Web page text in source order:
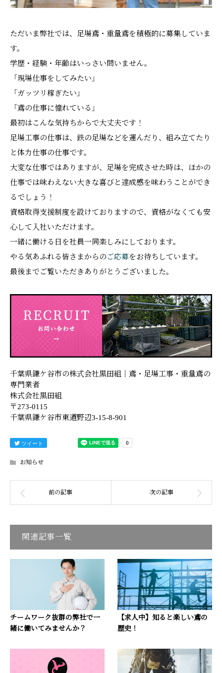
ただいま弊社では、足場鳶・重量鳶を積極的に募集していま
す。
学歴・経験・年齢はいっさい問いません。
「現場仕事をしてみたい」
「ガッツリ稼ぎたい」
「鳶の仕事に憧れている」
最初はこんな気持ちからで大丈夫です！
足場工事の仕事は、鉄の足場などを運んだり、組み立てたり
と体力仕事の仕事です。
大変な仕事ではありますが、足場を完成させた時は、ほかの
仕事では味わえない大きな喜びと達成感を味わうことができ
るでしょう！
資格取得支援制度を設けておりますので、資格がなくても安
心して入社いただけます。
一緒に働ける日を社員一同楽しみにしております。
やる気あふれる皆さまからのご応募をお待ちしています。
最後までご覧いただきありがとうございました。
千葉県鎌ケ谷市の株式会社黒田組｜鳶・足場工事・重量鳶の
専門業者
株式会社黒田組
〒273-0115
千葉県鎌ケ谷市東道野辺3-15-8-901
ツイート
お知らせ
関連記事一覧
チームワーク抜群の弊社で一
緒に働いてみませんか？
【求人中】知ると楽しい鳶の
歴史！